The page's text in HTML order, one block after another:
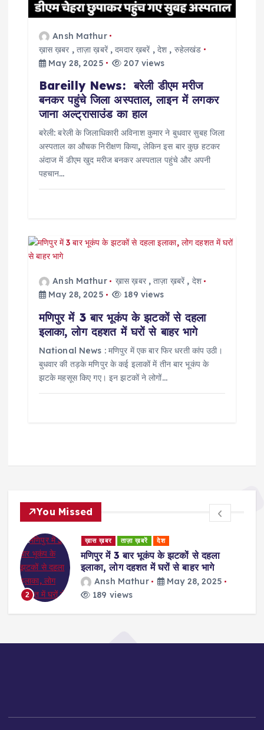
Ansh Mathur
ख़ास ख़बर ,ताज़ा ख़बरें,दमदार ख़बरें , देश , रुहेलखंड
May 28, 2025
207 views
Bareilly News: बरेली डीएम मरीज
बनकर पहुंचे जिला अस्पताल, लाइन में लगकर
जाना अल्ट्रासाउंड का हाल
बरेली: बरेली के जिलाधिकारी अविनाश कुमार ने बुधवार सुबह जिला
अस्पताल का औचक निरीक्षण किया, लेकिन इस बार कुछ हटकर
अंदाज में डीएम खुद मरीज बनकर अस्पताल पहुंचे और अपनी
पहचान…
Ansh Mathur ख़ास ख़बर,ताज़ा ख़बरें , देश
May 28, 2025
189 views
मणिपुर में 3 बार भूकंप के झटकों से दहला
इलाका, लोग दहशत में घरों से बाहर भागे
National News : मणिपुर में एक बार फिर धरती कांप उठी।
बुधवार की तड़के मणिपुर के कई इलाकों में तीन बार भूकंप के
झटके महसूस किए गए। इन झटकों ने लोगों…
You Missed
2
ख़ास ख़बर ताज़ा ख़बरें देश
मणिपुर में 3 बार भूकंप के झटकों से दहला
इलाका, लोग दहशत में घरों से बाहर भागे
Ansh Mathur
May 28, 2025
189 views